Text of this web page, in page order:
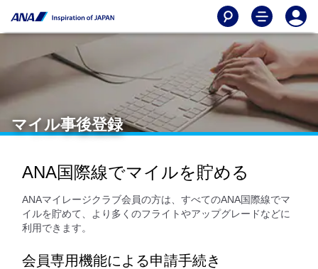
マイル事後登録
ANA国際線でマイルを貯める
ANAマイレージクラブ会員の方は、すべてのANA国際線でマ
イルを貯めて、より多くのフライトやアップグレードなどに
利用できます。
会員専用機能による申請手続き